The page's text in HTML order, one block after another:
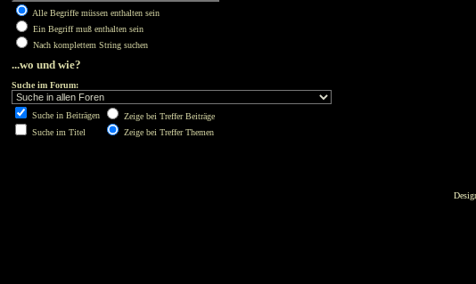
Alle Begriffe müssen enthalten sein
Ein Begriff muß enthalten sein
Nach komplettem String suchen
...wo und wie?
Suche im Forum:
Suche in Beiträgen
Suche im Titel
Zeige bei Treffer Beiträge
Zeige bei Treffer Themen